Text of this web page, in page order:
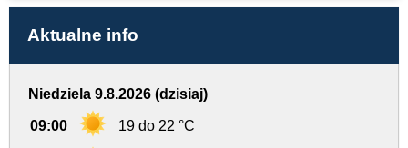
Aktualne info
Niedziela 9.8.2026 (dzisiaj)
09:00 19 do 22 °C